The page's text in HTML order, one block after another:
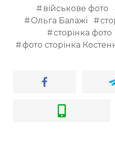
військове фото
Ольга Балажі
сторінка фото
фото сторінка